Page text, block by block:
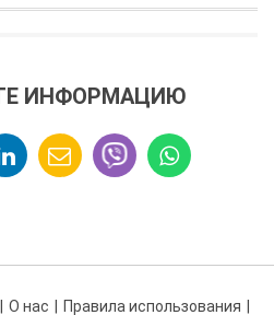
ИНФОРМАЦИЮ
О нас Правила использования